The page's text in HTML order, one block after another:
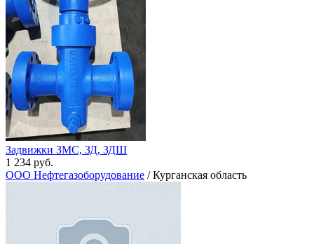
Задвижки ЗМС, ЗД, ЗДШ
1 234 руб.
ООО Нефтегазоборудование / Курганская область